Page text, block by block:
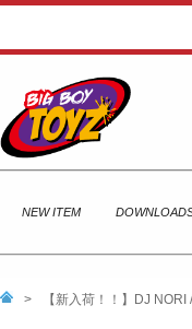
NEW ITEM
> 【新入荷！！】DJ